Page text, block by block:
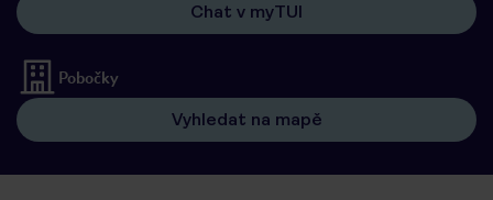
Chat v myTUI
Pobočky
Vyhledat na mapě